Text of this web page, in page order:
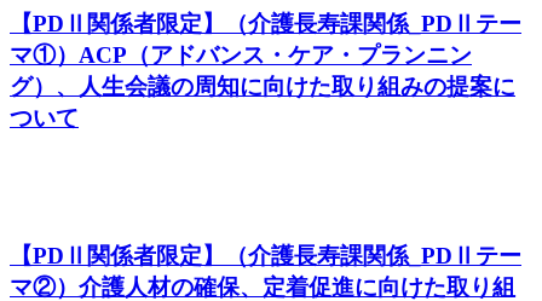
【PDⅡ関係者限定】（介護長寿課関係_PDⅡテー
マ①）ACP（アドバンス・ケア・プランニン
グ）、人生会議の周知に向けた取り組みの提案に
ついて
【PDⅡ関係者限定】（介護長寿課関係_PDⅡテー
マ②）介護人材の確保、定着促進に向けた取り組